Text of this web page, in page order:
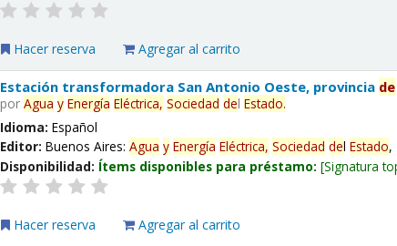
Hacer reserva Agregar al carrito
Estación transformadora San Antonio Oeste, provincia de
porAgua y Energía Eléctrica, Sociedad delEstado.
Idioma:Español
Editor:Buenos Aires:Agua y Energía Eléctrica, Sociedad delEstado,
Disponibilidad: Ítems disponibles para préstamo: Signatura
Hacer reserva Agregar al carrito